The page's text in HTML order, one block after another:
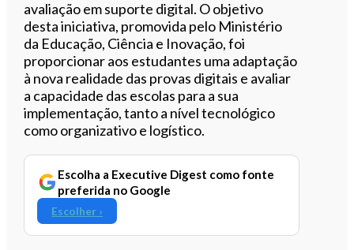
avaliação em suporte digital. O objetivo
desta iniciativa, promovida pelo Ministério
da Educação, Ciência e Inovação, foi
proporcionar aos estudantes uma adaptação
à nova realidade das provas digitais e avaliar
a capacidade das escolas para a sua
implementação, tanto a nível tecnológico
como organizativo e logístico.
Escolha a Executive Digest como fonte
preferida no Google
Escolher ›